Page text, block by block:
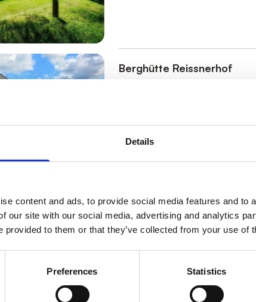
Details
content and ads, to provide social media features and to
our site with our social media, advertising and analytics
provided to them or that they’ve collected from your use of
Preferences Statistics
Berghütte Reissnerhof
Ferienwohnung für 4
Dachstein
Ramsau am Dachstein
1 Schlafzimmer
Eine weitere Einheit verfügbar